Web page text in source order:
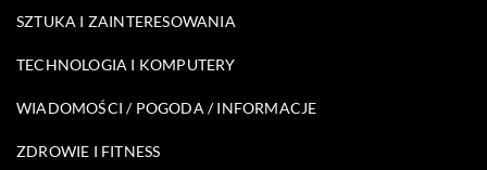
SZTUKA I ZAINTERESOWANIA
TECHNOLOGIA I KOMPUTERY
WIADOMOŚCI / POGODA / INFORMACJE
ZDROWIE I FITNESS